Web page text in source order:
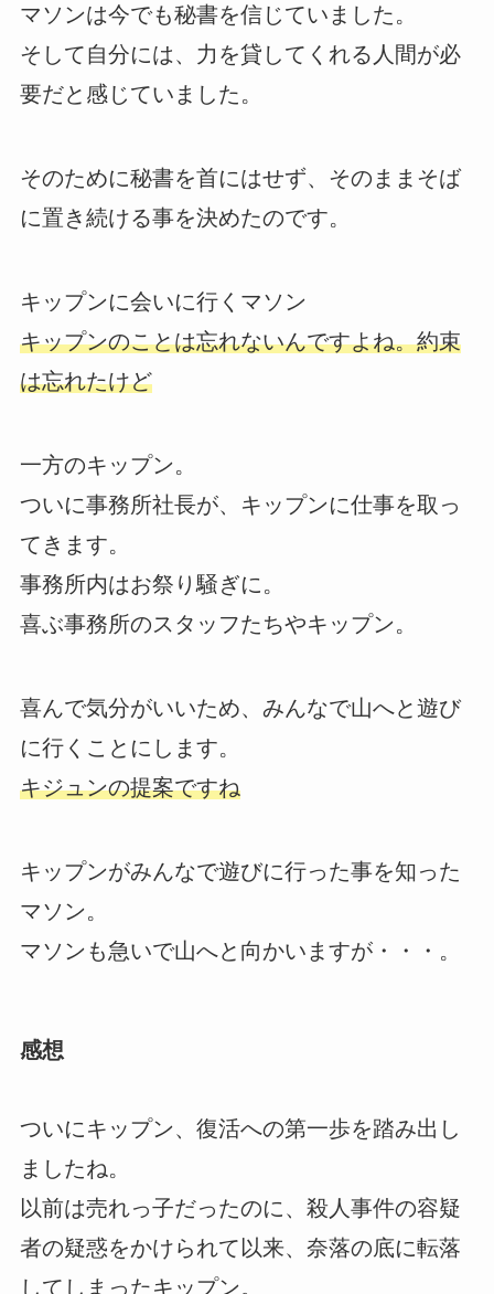
マソンは今でも秘書を信じていました。
そして自分には、力を貸してくれる人間が必
要だと感じていました。
そのために秘書を首にはせず、そのままそば
に置き続ける事を決めたのです。
キップンに会いに行くマソン
キップンのことは忘れないんですよね。約束
は忘れたけど
一方のキップン。
ついに事務所社長が、キップンに仕事を取っ
てきます。
事務所内はお祭り騒ぎに。
喜ぶ事務所のスタッフたちやキップン。
喜んで気分がいいため、みんなで山へと遊び
に行くことにします。
キジュンの提案ですね
キップンがみんなで遊びに行った事を知った
マソン。
マソンも急いで山へと向かいますが・・・。
感想
ついにキップン、復活への第一歩を踏み出し
ましたね。
以前は売れっ子だったのに、殺人事件の容疑
者の疑惑をかけられて以来、奈落の底に転落
してしまったキップン。